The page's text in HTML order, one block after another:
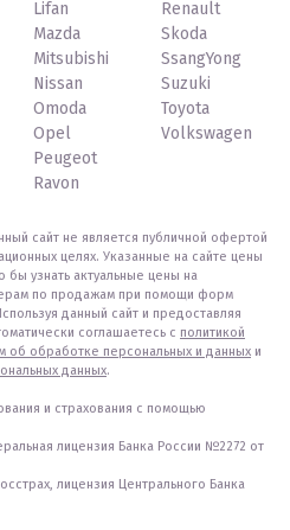
Lifan
Mazda
Mitsubishi
Nissan
Omoda
Opel
Peugeot
Ravon
Renault
Skoda
SsangYong
Suzuki
Toyota
Volkswagen
сайт не является публичной офертой
целях. Указанные на сайте цены
бы узнать актуальные цены на
по продажам при помощи форм
данный сайт и предоставляя
соглашаетесь с политикой
об обработке персональных и данных и
данных.
и страхования с помощью
лицензия Банка России №2272 от
лицензия Центрального Банка